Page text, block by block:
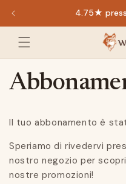
direttamente
al contenuto
4.75★
Il tuo abbonamento è
Speriamo di rivedervi
nostro negozio per
nostre promozioni!